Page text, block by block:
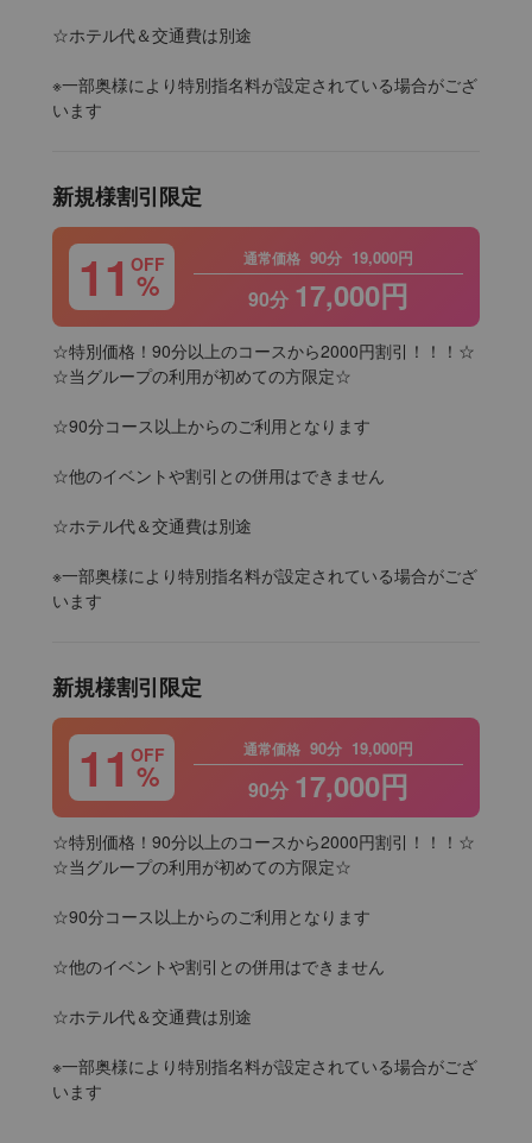
☆ホテル代＆交通費は別途
※一部奥様により特別指名料が設定されている場合がござ
います
新規様割引限定
11 OFF
%
通常価格 90分 19,000円
90分 17,000円
☆特別価格！90分以上のコースから2000円割引！！！☆
☆当グループの利用が初めての方限定☆
☆90分コース以上からのご利用となります
☆他のイベントや割引との併用はできません
☆ホテル代＆交通費は別途
※一部奥様により特別指名料が設定されている場合がござ
います
新規様割引限定
11 OFF
%
通常価格 90分 19,000円
90分 17,000円
☆特別価格！90分以上のコースから2000円割引！！！☆
☆当グループの利用が初めての方限定☆
☆90分コース以上からのご利用となります
☆他のイベントや割引との併用はできません
☆ホテル代＆交通費は別途
※一部奥様により特別指名料が設定されている場合がござ
います